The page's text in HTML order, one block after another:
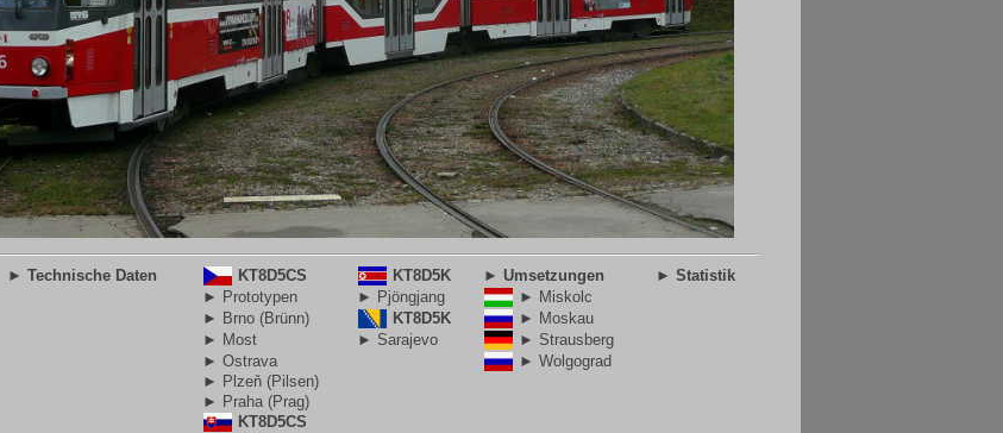
► Technische Daten KT8D5CS KT8D5K ► Umsetzungen
► Statistik
► Prototypen
► Pjöngjang
► Miskolc
► Brno (Brünn)
KT8D5K
► Moskau
► Most
► Sarajevo
► Strausberg
► Ostrava
► Wolgograd
► Plzeň (Pilsen)
► Praha (Prag)
KT8D5CS